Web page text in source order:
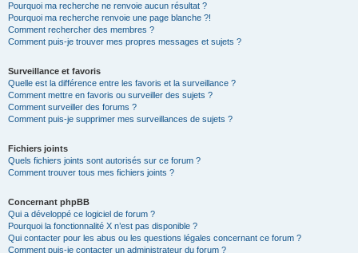
Pourquoi ma recherche ne renvoie aucun résultat ?
Pourquoi ma recherche renvoie une page blanche ?!
Comment rechercher des membres ?
Comment puis-je trouver mes propres messages et sujets ?
Surveillance et favoris
Quelle est la différence entre les favoris et la surveillance ?
Comment mettre en favoris ou surveiller des sujets ?
Comment surveiller des forums ?
Comment puis-je supprimer mes surveillances de sujets ?
Fichiers joints
Quels fichiers joints sont autorisés sur ce forum ?
Comment trouver tous mes fichiers joints ?
Concernant phpBB
Qui a développé ce logiciel de forum ?
Pourquoi la fonctionnalité X n’est pas disponible ?
Qui contacter pour les abus ou les questions légales concernant ce forum ?
Comment puis-je contacter un administrateur du forum ?